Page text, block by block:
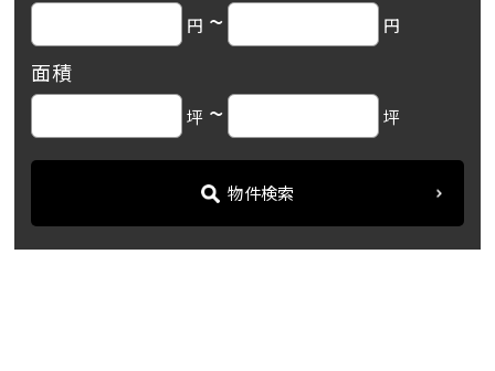
円 ~ 円
面積
坪 ~ 坪
物件検索